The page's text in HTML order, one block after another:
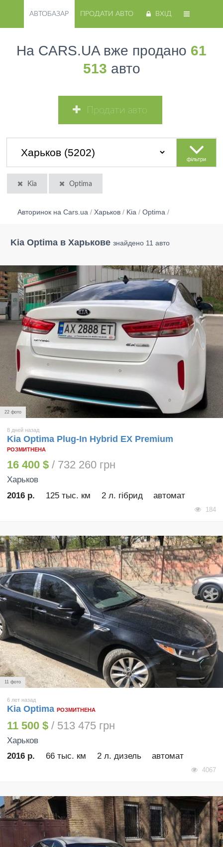
АВТОБАЗАР ПРОДАТИ АВТО ВХІД
На CARS.UA вже продано 61
513 авто
Продати авто
фільтри
Kia Optima
Авторинок на Cars.ua / Харьков / Kia / Optima /
Kia Optima в Харькове знайдено 11 авто
22 фото
8 дней назад
Kia Optima Plug-In Hybrid EX Premium
РОЗМИТНЕНА
16 400 $ / 732 260 грн
Харьков
2016 р.
125 тыс. км 2 л. гібрид автомат
184
11 фото
6 лет назад
Kia Optima РОЗМИТНЕНА
11 500 $ / 513 475 грн
Харьков
2016 р.
66 тыс. км 2 л. дизель автомат
4067